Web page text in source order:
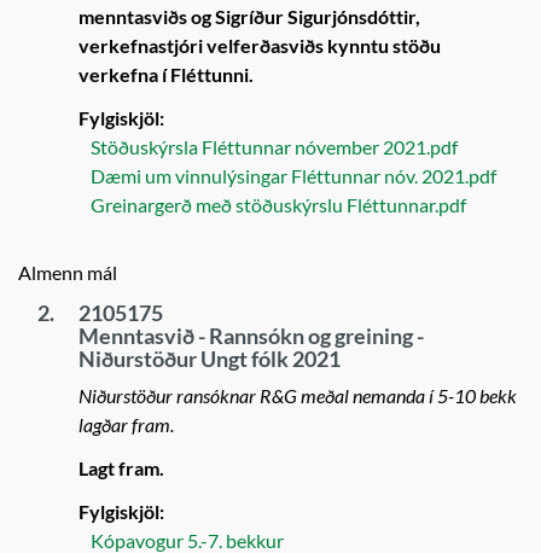
menntasviðs og Sigríður Sigurjónsdóttir,
verkefnastjóri velferðasviðs kynntu stöðu
verkefna í Fléttunni.
Fylgiskjöl:
Stöðuskýrsla Fléttunnar nóvember 2021.pdf
Dæmi um vinnulýsingar Fléttunnar nóv. 2021.pdf
Greinargerð með stöðuskýrslu Fléttunnar.pdf
Almenn mál
2.
2105175
Menntasvið - Rannsókn og greining -
Niðurstöður Ungt fólk 2021
Niðurstöður ransóknar R&G meðal nemanda í 5-10 bekk
lagðar fram.
Lagt fram.
Fylgiskjöl:
Kópavogur 5.-7. bekkur